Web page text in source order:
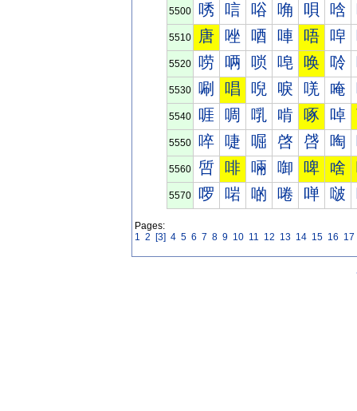
5500 唀 唁 唂 唃 唄 唅
5510 唐 唑 唒 唓 唔 唕
5520 唠 唡 唢 唣 唤 唥
5530 唰 唱 唲 唳 唴 唵
5540 啀 啁 啂 啃 啄 啅
5550 啐 啑 啒 啓 啔 啕
5560 啠 啡 啢 啣 啤 啥
5570 啰 啱 啲 啳 啴 啵
Pages:
1 2 [3] 4 5 6 7 8 9 10 11 12 13 14 15 16 17